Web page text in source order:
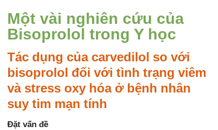
Một vài nghiên cứu của
Bisoprolol trong Y học
Tác dụng của carvedilol so với
bisoprolol đối với tình trạng viêm
và stress oxy hóa ở bệnh nhân
suy tim mạn tính
Đặt vấn đề